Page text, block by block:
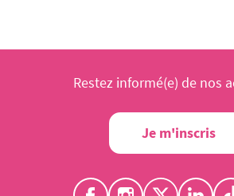
Restez informé(e) de nos
Je m'inscris